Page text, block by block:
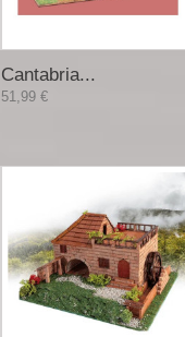
Cantabria...
51,99 €